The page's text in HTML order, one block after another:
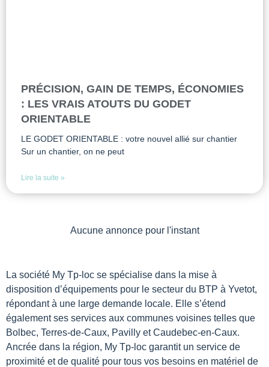
PRÉCISION, GAIN DE TEMPS, ÉCONOMIES
: LES VRAIS ATOUTS DU GODET
ORIENTABLE
LE GODET ORIENTABLE : votre nouvel allié sur chantier
Sur un chantier, on ne peut
Lire la suite »
Aucune annonce pour l'instant
La société My Tp-loc se spécialise dans la mise à
disposition d’équipements pour le secteur du BTP à Yvetot,
répondant à une large demande locale. Elle s’étend
également ses services aux communes voisines telles que
Bolbec, Terres-de-Caux, Pavilly et Caudebec-en-Caux.
Ancrée dans la région, My Tp-loc garantit un service de
proximité et de qualité pour tous vos besoins en matériel de